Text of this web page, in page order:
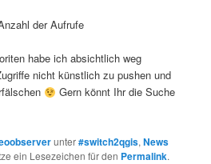
der Aufrufe
habe ich absichtlich weg
nicht künstlich zu pushen und
Gern könnt Ihr die Suche
unter#switch2qgis,News
ein Lesezeichen für den Permalink.